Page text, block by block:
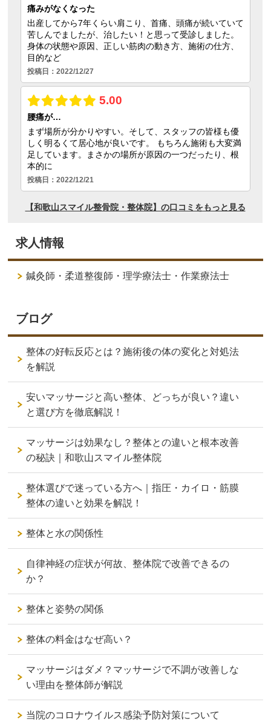
求人情報
鍼灸師・柔道整復師・理学療法士・作業療法士
ブログ
整体の好転反応とは？施術後の体の変化と対処法
を解説
安いマッサージと高い整体、どっちが良い？違い
と選び方を徹底解説！
マッサージは効果なし？整体との違いと根本改善
の秘訣｜和歌山スマイル整体院
整体選びで迷っている方へ｜指圧・カイロ・筋膜
整体の違いと効果を解説！
整体と水の関係性
自律神経の症状が何故、整体院で改善できるの
か？
整体と姿勢の関係
整体の料金はなぜ高い？
マッサージはダメ？マッサージで不調が改善しな
い理由を整体師が解説
当院のコロナウイルス感染予防対策について